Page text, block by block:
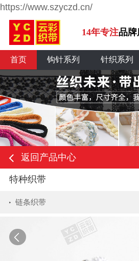
https://www.szyczd.cn/
14年专注品牌
首页 钩针系列 针织系列
返回产品中心
特种织带
链条织带